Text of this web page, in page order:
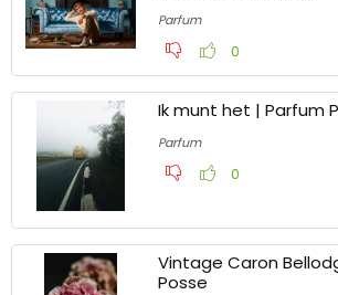
Parfum
0
Ik munt het |
Parfum
0
Vintage Caron Bellodgia |
Posse